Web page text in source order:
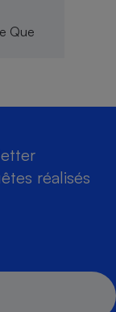
réalisés